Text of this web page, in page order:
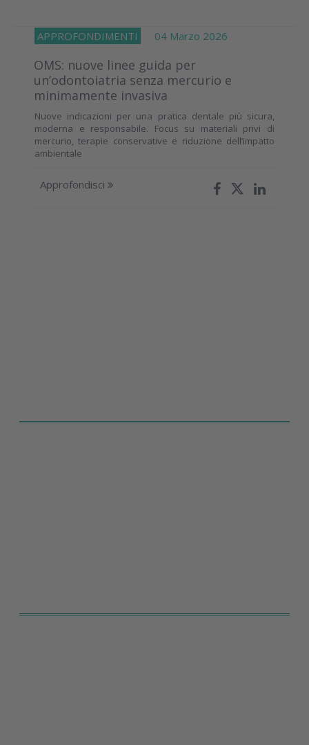
APPROFONDIMENTI 04 Marzo 2026
OMS: nuove linee guida per
un’odontoiatria senza mercurio e
minimamente invasiva
Nuove indicazioni per una pratica dentale più sicura,
moderna e responsabile. Focus su materiali privi di
mercurio, terapie conservative e riduzione dell’impatto
ambientale
Approfondisci